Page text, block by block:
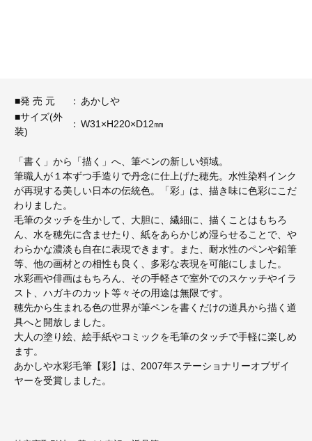
■発 売 元 ： あかしや
■サイズ(外
装)
： W31×H220×D12㎜
「書く」から「描く」へ、筆ペンの新しい領域。
筆職人が１本ずつ手造りで丹念に仕上げた穂先。水性染料インク
が再現する美しい日本の伝統色。「彩」は、描き味に色彩にこだ
わりました。
毛筆のタッチを生かして、大胆に、繊細に、描くことはもちろ
ん、水を穂先に含ませたり、紙をあらかじめ湿らせることで、や
わらかな濃淡も自在に表現できます。また、耐水性のペンや鉛筆
等、他の画材との相性も良く、多彩な表現を可能にしました。
水彩画や俳画はもちろん、その手軽さで室外でのスケッチやイラ
スト、ハガキのカット等々その用途は無限です。
穂先から生まれる色の世界が筆ペンを書くだけの道具から描く道
具へと開放しました。
大人の塗り絵、絵手紙やコミックを毛筆のタッチで手軽に楽しめ
ます。
あかしや水彩毛筆【彩】は、2007年ステーショナリーオブザイ
ヤーを受賞しました。